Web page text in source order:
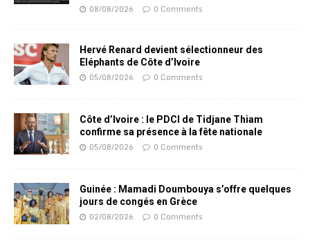
08/08/2026 0 Comments
Hervé Renard devient sélectionneur des
Eléphants de Côte d’Ivoire
05/08/2026 0 Comments
Côte d’Ivoire : le PDCI de Tidjane Thiam
confirme sa présence à la fête nationale
05/08/2026 0 Comments
Guinée : Mamadi Doumbouya s’offre quelques
jours de congés en Grèce
02/08/2026 0 Comments